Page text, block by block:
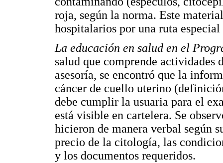
roja, según la norma. Este
hospitalarios por una ruta
La educación en salud en el
salud que comprende
asesoría, se encontró que la
cáncer de cuello uterino
debe cumplir la usuaria para el
está visible en cartelera. Se
hicieron de manera verbal según
precio de la citología, las
y los documentos requeridos.